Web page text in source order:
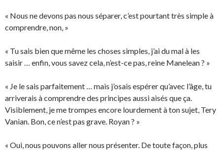
« Nous ne devons pas nous séparer, c’est pourtant très simple à
comprendre, non, »
« Tu sais bien que même les choses simples, j’ai du mal à les
saisir … enfin, vous savez cela, n’est-ce pas, reine Manelean ? »
« Je le sais parfaitement … mais j’osais espérer qu’avec l’âge, tu
arriverais à comprendre des principes aussi aisés que ça.
Visiblement, je me trompes encore lourdement à ton sujet, Tery
Vanian. Bon, ce n’est pas grave. Royan ? »
« Oui, nous pouvons aller nous présenter. De toute façon, plus